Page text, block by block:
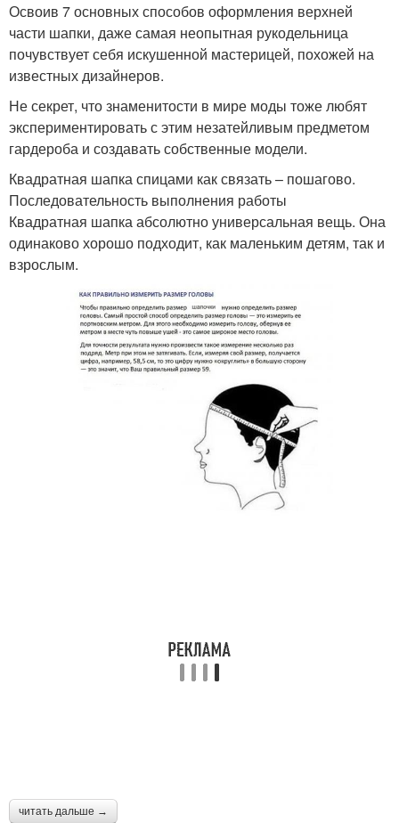
Освоив 7 основных способов оформления верхней
части шапки, даже самая неопытная рукодельница
почувствует себя искушенной мастерицей, похожей на
известных дизайнеров.
Не секрет, что знаменитости в мире моды тоже любят
экспериментировать с этим незатейливым предметом
гардероба и создавать собственные модели.
Квадратная шапка спицами как связать – пошагово.
Последовательность выполнения работы
Квадратная шапка абсолютно универсальная вещь. Она
одинаково хорошо подходит, как маленьким детям, так и
взрослым.
читать дальше →